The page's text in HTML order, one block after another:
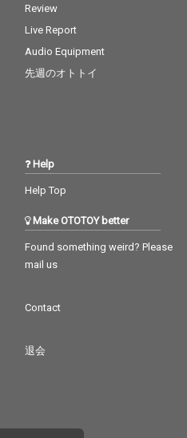
Review
Live Report
Audio Equipment
先週のオトトイ
Help
Help Top
Make OTOTOY better
Found something weird? Please
mail us
Contact
退会